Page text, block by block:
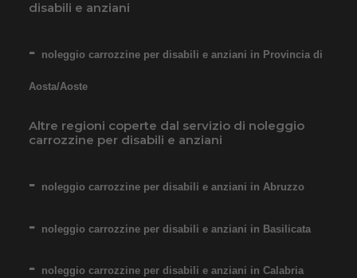
Noleggio sedia a rotelle con
pedane estraibili elevabili con
ragazzi dai 9/10 anni. Il
a 76 euro. Consegniamo a
contattaci per maggiori
disabili e anziani
noleggio carrozzine per disabili e anziani in Provincia di
Aosta/Aoste
Altre regioni coperte dal servizio di noleggio
carrozzine per disabili e anziani
noleggio carrozzine per disabili e anziani in Abruzzo
noleggio carrozzine per disabili e anziani in Basilicata
noleggio carrozzine per disabili e anziani in Calabria